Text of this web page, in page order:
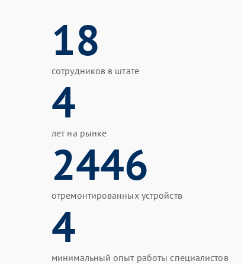
18
сотрудников в штате
4
лет на рынке
2446
отремонтированных устройств
4
минимальный опыт работы специалистов